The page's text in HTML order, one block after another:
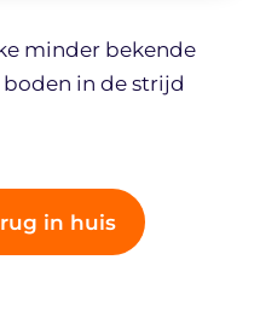
minder bekende
in de strijd
in huis